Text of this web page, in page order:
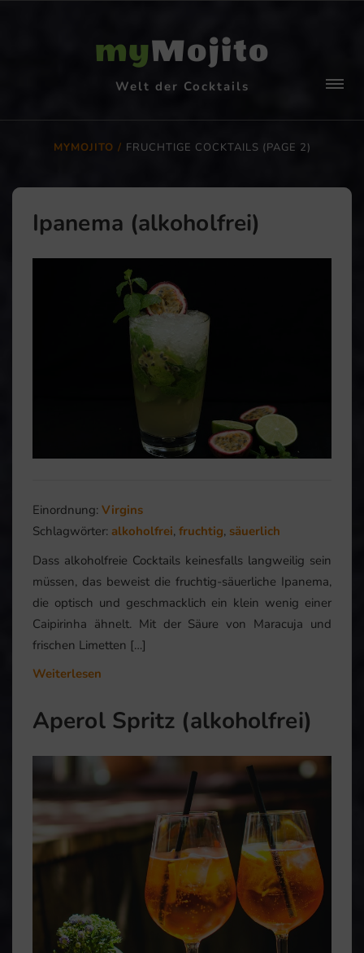
myMojito
Welt der Cocktails
MYMOJITO FRUCHTIGE COCKTAILS (PAGE 2)
Ipanema (alkoholfrei)
Einordnung: Virgins
Schlagwörter: alkoholfrei, fruchtig, säuerlich
Dass alkoholfreie Cocktails keinesfalls langweilig sein
müssen, das beweist die fruchtig-säuerliche Ipanema,
die optisch und geschmacklich ein klein wenig einer
Caipirinha ähnelt. Mit der Säure von Maracuja und
frischen Limetten […]
Weiterlesen
Aperol Spritz (alkoholfrei)